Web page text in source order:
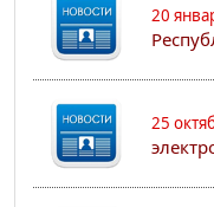
20
25